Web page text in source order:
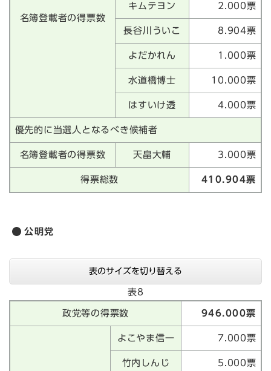
名簿登載者の得票数
キムテヨン 2.000票
長谷川ういこ 8.904票
よだかれん 1.000票
水道橋博士 10.000票
はすいけ透 4.000票
優先的に当選人となるべき候補者
名簿登載者の得票数 天畠大輔 3.000票
得票総数 410.904票
公明党
表のサイズを切り替える
表8
政党等の得票数 946.000票
よこやま信一 7.000票
竹内しんじ 5.000票